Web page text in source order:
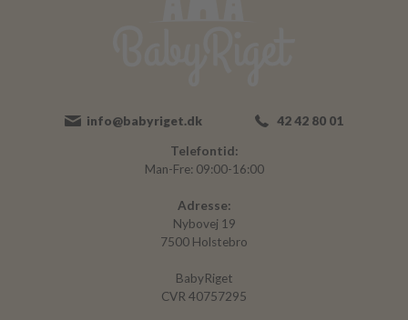
info@babyriget.dk 42 42 80 01
Telefontid:
Man-Fre: 09:00-16:00
Adresse:
Nybovej 19
7500 Holstebro
BabyRiget
CVR 40757295